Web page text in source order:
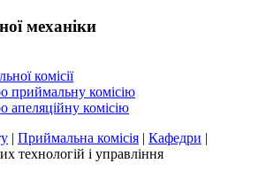
механіки
комісії
приймальну комісію
апеляційну комісію
| Приймальна комісія | Кафедри |
технологій і управління